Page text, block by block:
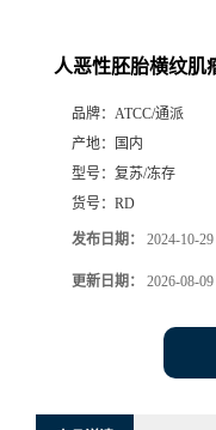
人恶性胚胎横纹肌
品牌： ATCC/通派
产地：
国内
型号： 复苏/冻存
货号： RD
发布日期： 2024-10-29
更新日期： 2026-08-09